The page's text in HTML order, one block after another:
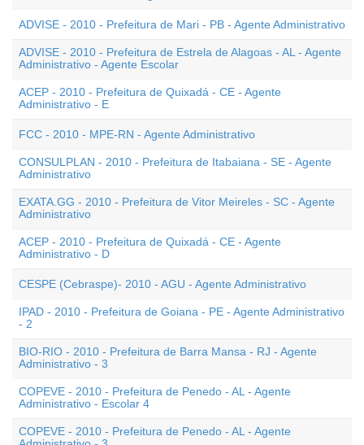
ADVISE - 2010 - Prefeitura de Mari - PB - Agente Administrativo
ADVISE - 2010 - Prefeitura de Estrela de Alagoas - AL - Agente
Administrativo - Agente Escolar
ACEP - 2010 - Prefeitura de Quixadá - CE - Agente
Administrativo - E
FCC - 2010 - MPE-RN - Agente Administrativo
CONSULPLAN - 2010 - Prefeitura de Itabaiana - SE - Agente
Administrativo
EXATA.GG - 2010 - Prefeitura de Vitor Meireles - SC - Agente
Administrativo
ACEP - 2010 - Prefeitura de Quixadá - CE - Agente
Administrativo - D
CESPE (Cebraspe)- 2010 - AGU - Agente Administrativo
IPAD - 2010 - Prefeitura de Goiana - PE - Agente Administrativo
- 2
BIO-RIO - 2010 - Prefeitura de Barra Mansa - RJ - Agente
Administrativo - 3
COPEVE - 2010 - Prefeitura de Penedo - AL - Agente
Administrativo - Escolar 4
COPEVE - 2010 - Prefeitura de Penedo - AL - Agente